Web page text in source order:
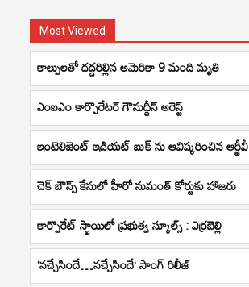
Most Viewed
కాల్పులతో దద్దరిల్లిన అమెరికా 9 మంది మృతి
ఎంఐఎం కార్పొరేట‌ర్ గౌసుద్దీన్ అరెస్ట్
ఇంటెలిజెంట్ ఇడియట్ బుక్ ను ఆవిష్కరించిన ఆర్జీవీ
చెక్ బౌన్స్ కేసులో హీరో సుమంత్ కోర్టుకు హాజరు
కార్పొరేట్ స్థాయిలో ప్రభుత్వ స్కూల్స్ : ఎర్రబెల్లి
‘నచ్చేసిందే…నచ్చేసిందే’ సాంగ్ రిలీజ్